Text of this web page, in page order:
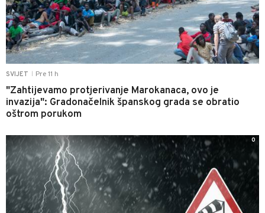
SVIJET Pre 11 h
"Zahtijevamo protjerivanje Marokanaca, ovo je
invazija": Gradonačelnik španskog grada se obratio
oštrom porukom
0